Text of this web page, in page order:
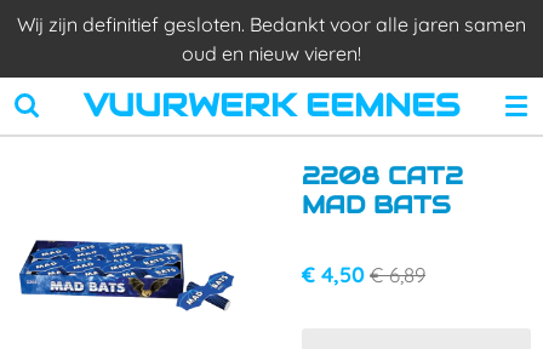
Ga
naar
de
hoofdinhoud
VUURWERK EEMNES
Wij zijn definitief gesloten. Bedankt voor alle jaren samen
oud en nieuw vieren!
2208 CAT2
MAD BATS
€ 4,50€ 6,89